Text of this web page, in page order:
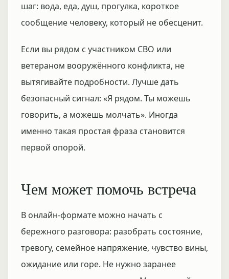
шаг: вода, еда, душ, прогулка, короткое
сообщение человеку, который не обесценит.
Если вы рядом с участником СВО или
ветераном вооружённого конфликта, не
вытягивайте подробности. Лучше дать
безопасный сигнал: «Я рядом. Ты можешь
говорить, а можешь молчать». Иногда
именно такая простая фраза становится
первой опорой.
Чем может помочь встреча
В онлайн-формате можно начать с
бережного разговора: разобрать состояние,
тревогу, семейное напряжение, чувство вины,
ожидание или горе. Не нужно заранее